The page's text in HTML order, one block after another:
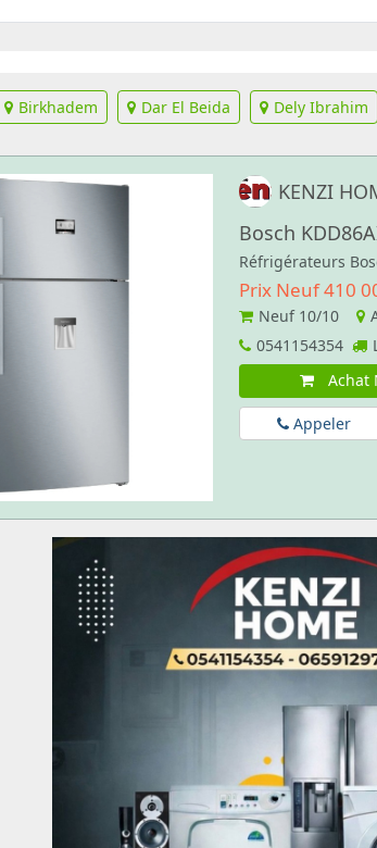
Birkhadem Dar El Beida Dely Ibrahim
KENZI
Bosch
Réfrigérateurs
Prix Neuf 410
Neuf 10/10
0541154354
Achat
Appeler